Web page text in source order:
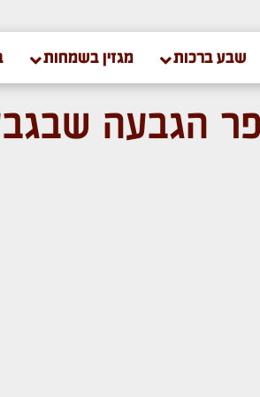
שבע ברכות מגזין בשמחות
הגבעה